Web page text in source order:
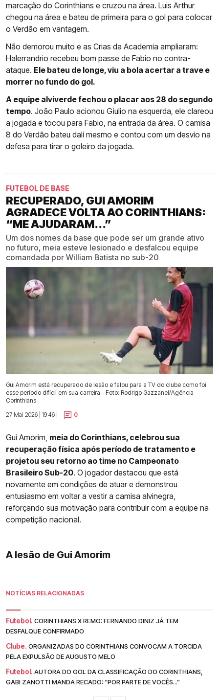
marcação do Corinthians e cruzou na área. Luis Arthur
chegou na área e bateu de primeira para o gol para colocar
o Verdão em vantagem.
Não demorou muito e as Crias da Academia ampliaram:
Halerrandrio recebeu bom passe de Fabio no contra-
ataque. Ele bateu de longe, viu a bola acertar a trave e
morrer no fundo do gol.
A equipe alviverde fechou o placar aos 28 do segundo
tempo. João Paulo acionou Giulio na esquerda, ele clareou
a jogada e tocou para Fabio, na entrada da área. O camisa
8 do Verdão bateu dali mesmo e contou com um desvio na
defesa para tirar o goleiro da jogada.
FUTEBOL DE BASE
RECUPERADO, GUI AMORIM
AGRADECE VOLTA AO CORINTHIANS:
“ME AJUDARAM...”
Um dos nomes da base que pode ser um grande ativo
no futuro, meia esteve lesionado e desfalcou equipe
comandada por William Batista no sub-20
Gui Amorim está recuperado de lesão e falou para a TV do clube como foi
esse período difícil em sua carreira - Foto: Rodrigo Gazzanel/Agência
Corinthians
27 Mai 2026 | 19:46 |
0
Gui Amorim meia do Corinthians, celebrou sua
recuperação física após período de tratamento e
projetou seu retorno ao time no Campeonato
Brasileiro Sub-20. O jogador destacou que está
novamente em condições de atuar e demonstrou
entusiasmo em voltar a vestir a camisa alvinegra,
reforçando sua motivação para contribuir com a equipe na
competição nacional.
A lesão de Gui Amorim
NOTÍCIAS RELACIONADAS
Futebol. CORINTHIANS X REMO: FERNANDO DINIZ JÁ TEM
DESFALQUE CONFIRMADO
Clube. ORGANIZADAS DO CORINTHIANS CONVOCAM A TORCIDA
PELA EXPULSÃO DE AUGUSTO MELO
Futebol. AUTORA DO GOL DA CLASSIFICAÇÃO DO CORINTHIANS,
GABI ZANOTTI MANDA RECADO: “POR PARTE DE VOCÊS...”